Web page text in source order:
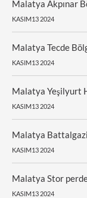
Malatya Akpınar
KASIM13 2024
Malatya Tecde
KASIM13 2024
Malatya Yeşilyurt
KASIM13 2024
Malatya Battalgazi
KASIM13 2024
Malatya Stor
KASIM13 2024